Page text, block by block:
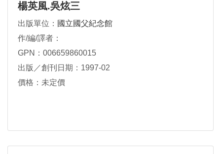
楊英風.吳炫三
出版單位： 國立國父紀念館
作/編/譯者：
GPN：006659860015
出版／創刊日期：1997-02
價格：未定價